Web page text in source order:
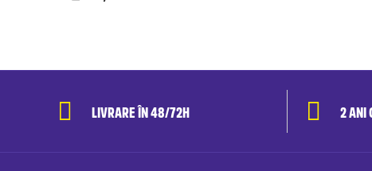
LIVRARE ÎN 48/72H 2 ANI